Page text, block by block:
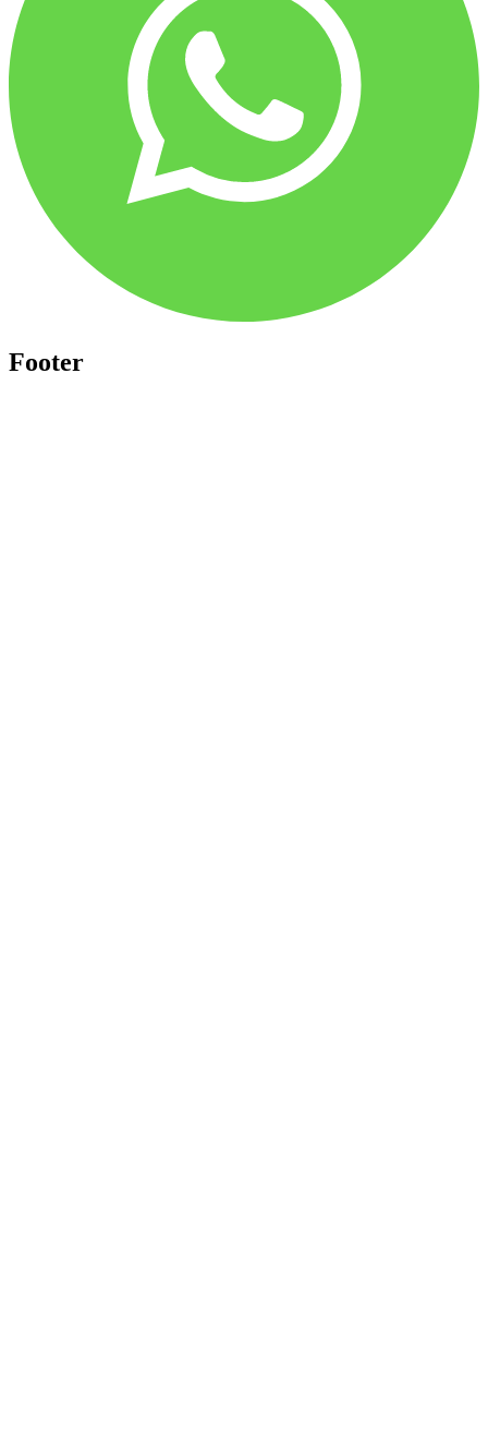
Footer